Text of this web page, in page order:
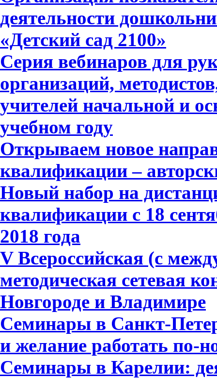
деятельности
«Детский сад 2100»
Серия вебинаров для
организаций,
учителей начальной и
учебном году
Открываем новое
квалификации –
Новый набор на
квалификации с 18
2018 года
V Всероссийская (с
методическая сетевая
Новгороде и Владимире
Семинары в Санкт-
и желание работать по-
Семинары в Карелии: